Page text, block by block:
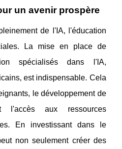
un avenir prospère
de l'IA, l'éducation
La mise en place de
spécialisés dans l'IA,
est indispensable. Cela
le développement de
l'accès aux ressources
En investissant dans le
non seulement créer des